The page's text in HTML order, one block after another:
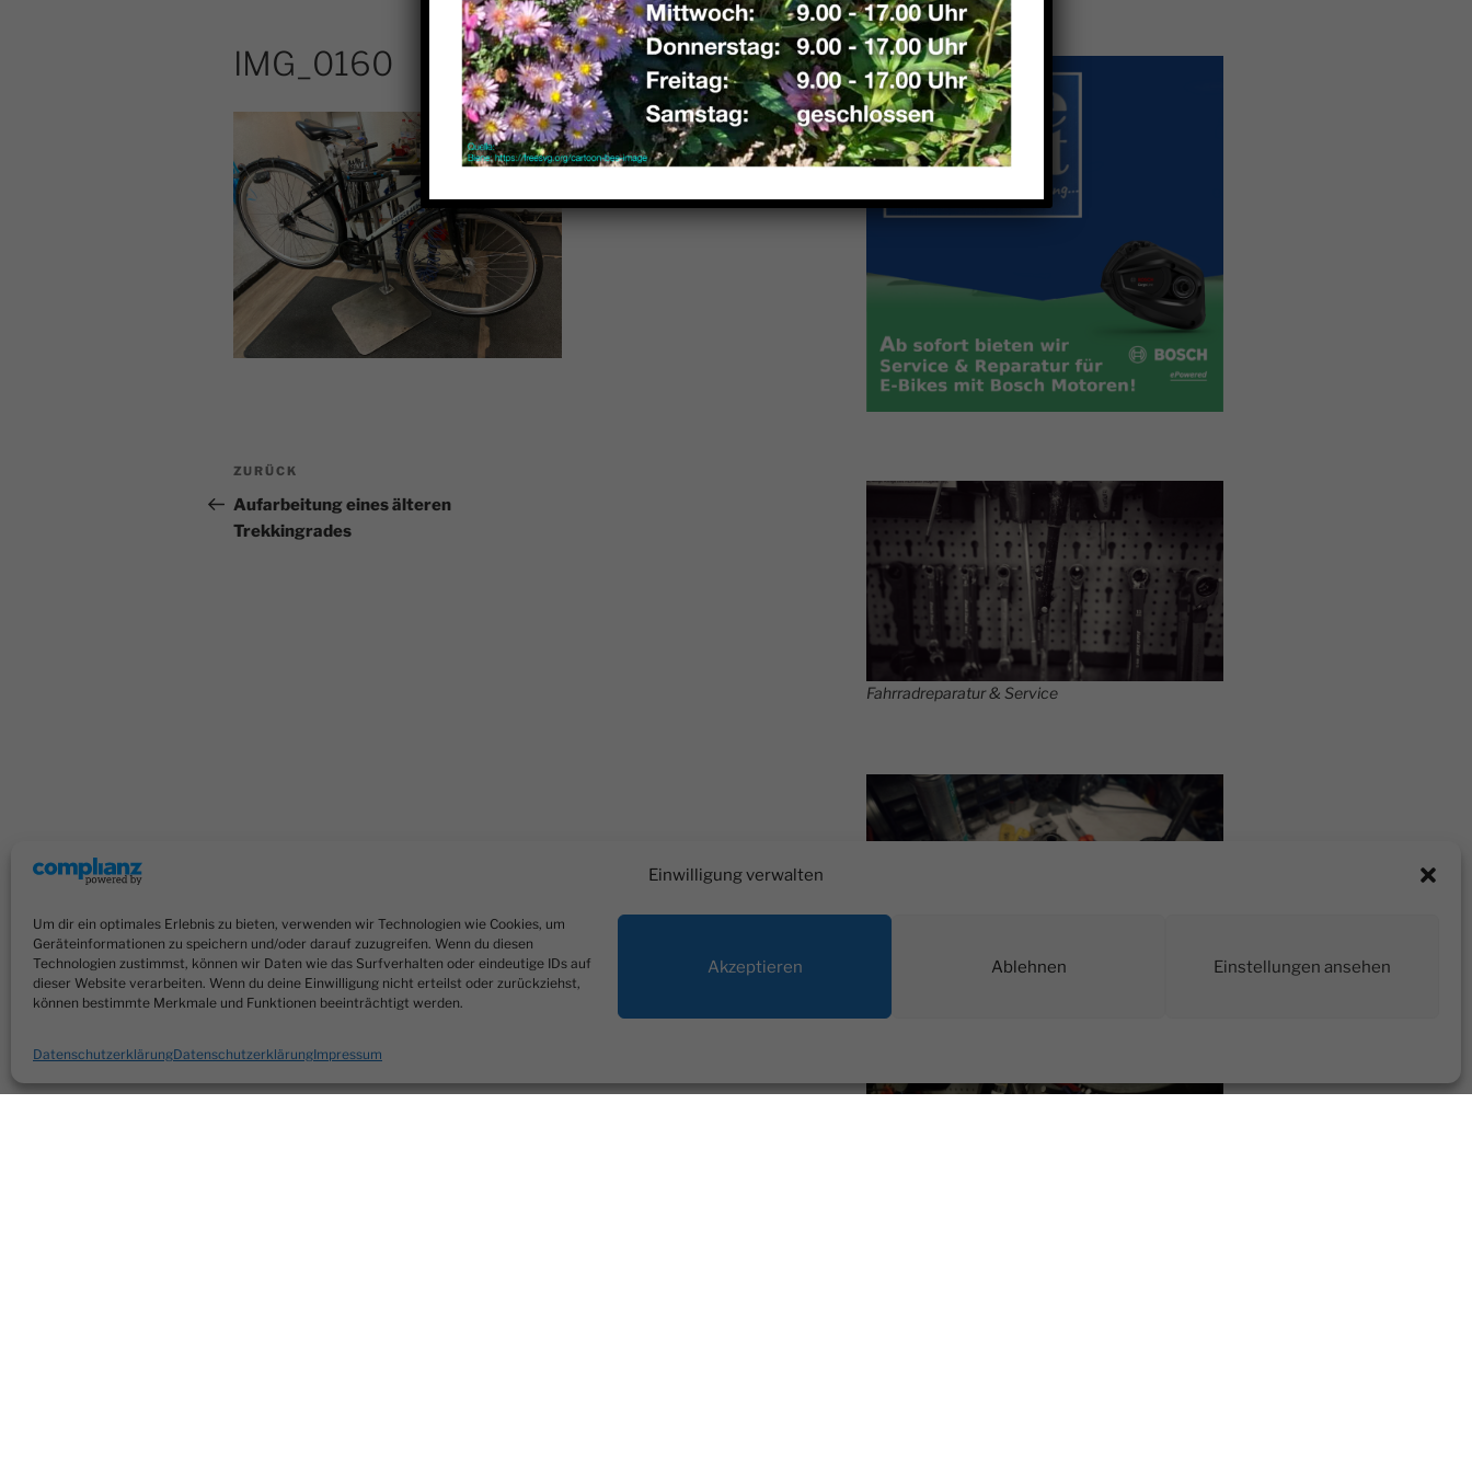
Einwilligung verwalten
Um dir ein optimales Erlebnis zu bieten, verwenden wir Technologien wie Cookies, um
Geräteinformationen zu speichern und/oder darauf zuzugreifen. Wenn du diesen
Technologien zustimmst, können wir Daten wie das Surfverhalten oder eindeutige IDs auf
dieser Website verarbeiten. Wenn du deine Einwilligung nicht erteilst oder zurückziehst,
können bestimmte Merkmale und Funktionen beeinträchtigt werden.
Akzeptieren Ablehnen Einstellungen ansehen
DatenschutzerklärungDatenschutzerklärungImpressum
IMG_0160
Beitragsnavigation
Vorheriger
Beitrag
ZURÜCK
Aufarbeitung eines älteren
Trekkingrades
Fahrradreparatur & Service